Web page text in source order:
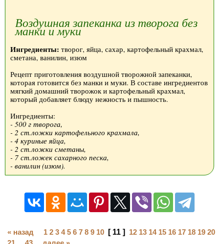
Воздушная запеканка из творога без
манки и муки
Ингредиенты: творог, яйца, сахар, картофельный крахмал,
сметана, ванилин, изюм
Рецепт приготовления воздушной творожной запеканки,
которая готовится без манки и муки. В составе ингредиентов
мягкий домашний творожок и картофельный крахмал,
который добавляет блюду нежность и пышность.
Ингредиенты:
- 500 г творога,
- 2 ст.ложки картофельного крахмала,
- 4 куриные яйца,
- 2 ст.ложки сметаны,
- 7 ст.ложек сахарного песка,
- ванилин (изюм).
« назад 1 2 3 4 5 6 7 8 9 10 [ 11 ] 12 13 14 15 16 17 18 19 20